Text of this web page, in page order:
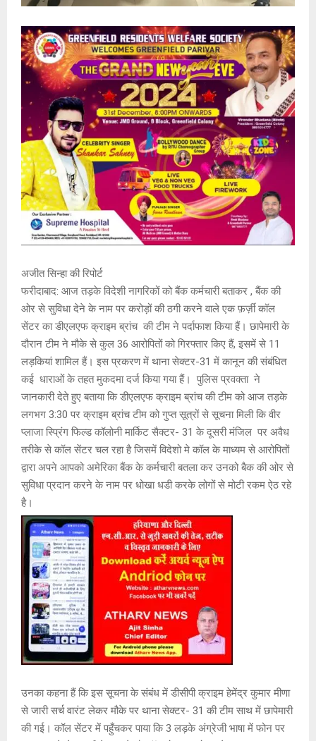
अजीत सिन्हा की रिपोर्ट
फरीदाबाद: आज तड़के विदेशी नागरिकों को बैंक कर्मचारी बताकर , बैंक की
ओर से सुविधा देने के नाम पर करोड़ों की ठगी करने वाले एक फ़र्ज़ी कॉल
सेंटर का डीएलएफ क्राइम ब्रांच की टीम ने पर्दाफाश किया हैं। छापेमारी के
दौरान टीम ने मौके से कुल 36 आरोपितों को गिरफ्तार किए हैं, इसमें से 11
लड़कियां शामिल हैं। इस प्रकरण में थाना सेक्टर-31 में कानून की संबंधित
कई धाराओं के तहत मुकदमा दर्ज किया गया हैं। पुलिस प्रवक्ता ने
जानकारी देते हुए बताया कि डीएलएफ क्राइम ब्रांच की टीम को आज तड़के
लगभग 3:30 पर क्राइम ब्रांच टीम को गुप्त सूत्रों से सूचना मिली कि वीर
प्लाजा स्प्रिंग फिल्ड कॉलोनी मार्किट सैक्टर- 31 के दूसरी मंजिल पर अवैध
तरीके से कॉल सेंटर चल रहा है जिसमें विदेशो मे कॉल के माध्यम से आरोपितों
द्वारा अपने आपको अमेरिका बैंक के कर्मचारी बतला कर उनको बैक की ओर से
सुविधा प्रदान करने के नाम पर धोखा धडी करके लोगों से मोटी रकम ऐठ रहे
है।
उनका कहना हैं कि इस सूचना के संबंध में डीसीपी क्राइम हेमेंद्र कुमार मीणा
से जारी सर्च वारंट लेकर मौके पर थाना सेक्टर- 31 की टीम साथ में छापेमारी
की गई। कॉल सेंटर में पहुँचकर पाया कि 3 लड़के अंग्रेजी भाषा में फोन पर